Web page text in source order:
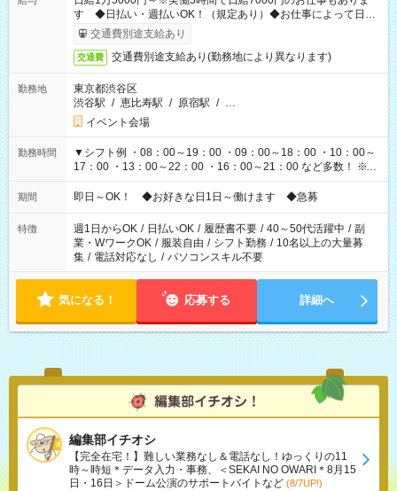
す ◆日払い・週払いOK！（規定あり）◆お仕事によって日給
も異なります
交通費別途支給あり
交通費 交通費別途支給あり(勤務地により異なります)
勤務地
東京都渋谷区
渋谷駅 / 恵比寿駅 / 原宿駅 / …
イベント会場
勤務時間
▼シフト例 ・08：00～19：00 ・09：00～18：00 ・10：00～
17：00 ・13：00～22：00 ・16：00～21：00 など多数！ ※お
仕事により勤務時間が異なります
期間 即日～OK！ ◆お好きな日1日～働けます ◆急募
特徴 週1日からOK / 日払いOK / 履歴書不要 / 40～50代活躍中 / 副
業・WワークOK / 服装自由 / シフト勤務 / 10名以上の大量募
集 / 電話対応なし / パソコンスキル不要
気になる！ 応募する 詳細へ
編集部イチオシ
【完全在宅！】難しい業務なし＆電話なし！ゆっくりの11
時～時短＊データ入力・事務、＜SEKAI NO OWARI＊8月15
日・16日＞ドーム公演のサポートバイトなど (8/7UP!)